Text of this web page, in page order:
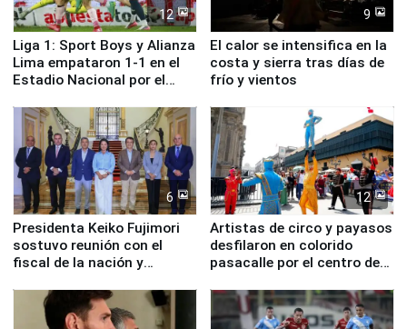
12
Liga 1: Sport Boys y Alianza
Lima empataron 1-1 en el
Estadio Nacional por el
9
El calor se intensifica en la
costa y sierra tras días de
frío y vientos
6
Presidenta Keiko Fujimori
sostuvo reunión con el
fiscal de la nación y
12
Artistas de circo y payasos
desfilaron en colorido
pasacalle por el centro de